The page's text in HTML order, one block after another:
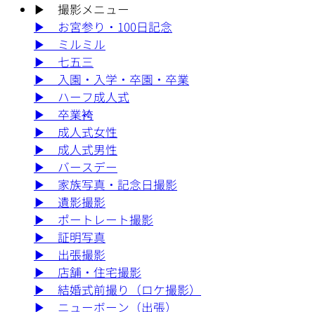
▶︎
撮影メニュー
▶︎
お宮参り・100日記念
▶︎
ミルミル
▶︎
七五三
▶︎
入園・入学・卒園・卒業
▶︎
ハーフ成人式
▶︎
卒業袴
▶︎
成人式女性
▶︎
成人式男性
▶︎
バースデー
▶︎
家族写真・記念日撮影
▶︎
遺影撮影
▶︎
ポートレート撮影
▶︎
証明写真
▶︎
出張撮影
▶︎
店舗・住宅撮影
▶︎
結婚式前撮り（ロケ撮影）
▶︎
ニューボーン（出張）